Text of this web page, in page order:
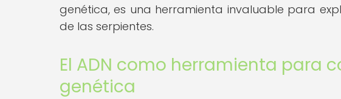
genética, es una herramienta invaluable para
de las serpientes.
El ADN como herramienta para
genética